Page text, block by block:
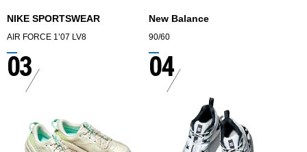
NIKE SPORTSWEAR
AIR FORCE 1’07 LV8
New Balance
90/60
03 04